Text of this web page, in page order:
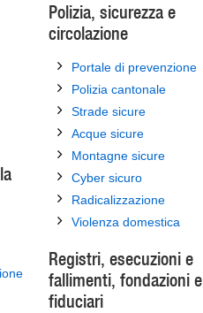
Polizia, sicurezza e
circolazione
Portale di prevenzione
Polizia cantonale
Strade sicure
Acque sicure
Montagne sicure
Cyber sicuro
Radicalizzazione
Violenza domestica
Registri, esecuzioni e
fallimenti, fondazioni e
fiduciari